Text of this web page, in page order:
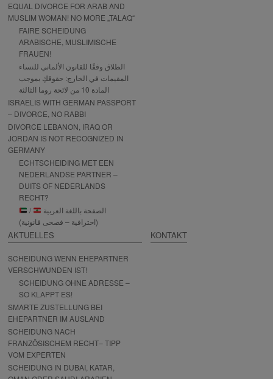
EQUAL DIVORCE FOR ARAB AND
MUSLIM WOMAN! NO MORE „TALAQ“
FAIRE SCHEIDUNG
ARABISCHE, MUSLIMISCHE
FRAUEN!
الطلاق وفقًا للقانون الألماني للنساء
المقيمات في الخارج: حقوقكِ بموجب
المادة 10 من لائحة روما الثالثة
ISRAELIS WITH GERMAN PASSPORT
– DIVORCE, NO RABBI
DIVORCE LEBANON, IRAQ OR
JORDAN IS NOT RECOGNIZED IN
GERMANY
ECHTSCHEIDING MET EEN
NEDERLANDSE PARTNER –
DUITS OF NEDERLANDS
RECHT?
/
(احترافية – فصحى قانونية)
AKTUELLES
SCHEIDUNG WENN EHEPARTNER
VERSCHWUNDEN IST!
SCHEIDUNG OHNE ADRESSE –
SO KLAPPT ES!
SMARTE ZUSTELLUNG BEI
EHEPARTNER IM AUSLAND
SCHEIDUNG NACH
FRANZÖSISCHEM RECHT– TIPP
VOM EXPERTEN
SCHEIDUNG IN DUBAI, KATAR,
KONTAKT